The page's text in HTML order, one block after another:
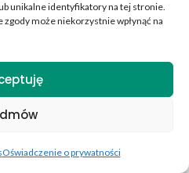
unikalne identyfikatory na tej stronie.
może niekorzystnie wpłynąć na
Oświadczenie o prywatności